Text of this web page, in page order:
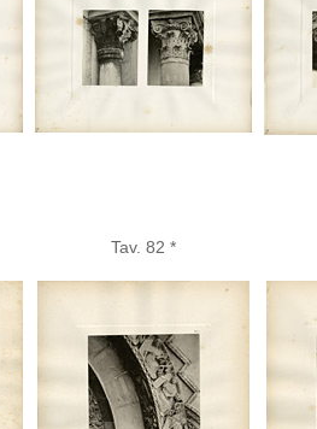
Tav. 82 *